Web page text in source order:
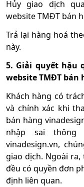
Hủy giao dịch
website TMĐT bán
Trả lại hàng hoá
này.
5. Giải quyết hậu
website TMĐT bán
Khách hàng có
và chính xác khi
bán hàng
nhập sai
vinadesign.vn,
giao dịch. Ngoài
đều có quyền đơn
định liên quan.